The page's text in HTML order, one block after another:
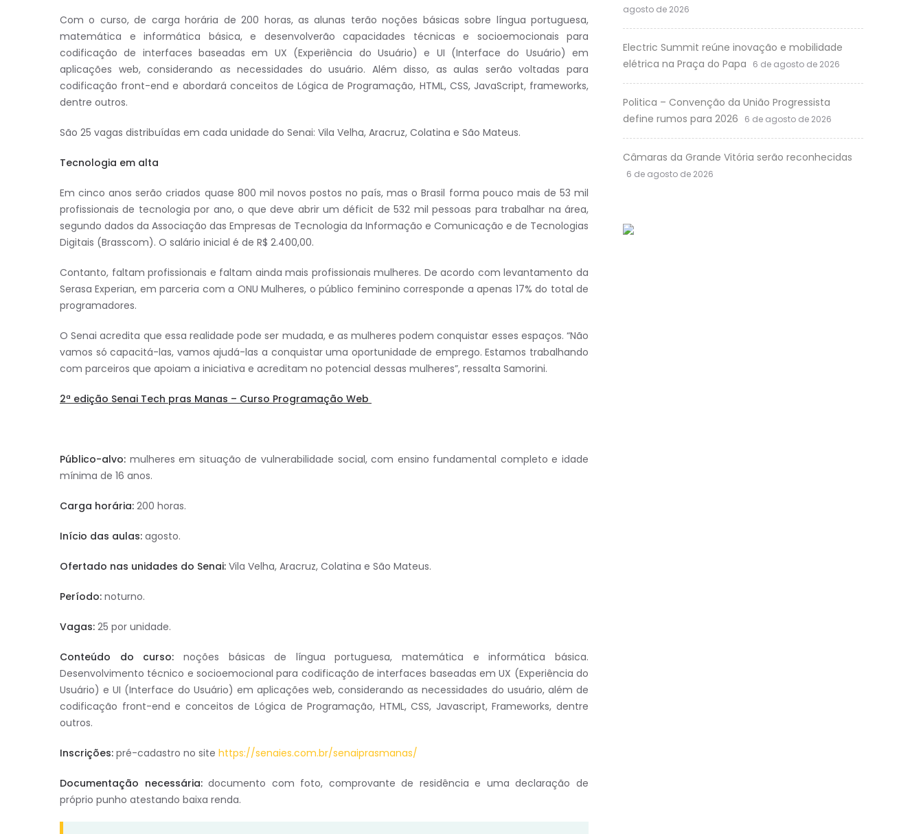
Com o curso, de carga horária de 200 horas, as alunas terão noções básicas sobre língua portuguesa,
matemática e informática básica, e desenvolverão capacidades técnicas e socioemocionais para
codificação de interfaces baseadas em UX (Experiência do Usuário) e UI (Interface do Usuário) em
aplicações web, considerando as necessidades do usuário. Além disso, as aulas serão voltadas para
codificação front-end e abordará conceitos de Lógica de Programação, HTML, CSS, JavaScript, frameworks,
dentre outros.
São 25 vagas distribuídas em cada unidade do Senai: Vila Velha, Aracruz, Colatina e São Mateus.
Tecnologia em alta
Em cinco anos serão criados quase 800 mil novos postos no país, mas o Brasil forma pouco mais de 53 mil
profissionais de tecnologia por ano, o que deve abrir um déficit de 532 mil pessoas para trabalhar na área,
segundo dados da Associação das Empresas de Tecnologia da Informação e Comunicação e de Tecnologias
Digitais (Brasscom). O salário inicial é de R$ 2.400,00.
Contanto, faltam profissionais e faltam ainda mais profissionais mulheres. De acordo com levantamento da
Serasa Experian, em parceria com a ONU Mulheres, o público feminino corresponde a apenas 17% do total de
programadores.
O Senai acredita que essa realidade pode ser mudada, e as mulheres podem conquistar esses espaços. “Não
vamos só capacitá-las, vamos ajudá-las a conquistar uma oportunidade de emprego. Estamos trabalhando
com parceiros que apoiam a iniciativa e acreditam no potencial dessas mulheres”, ressalta Samorini.
2ª edição Senai Tech pras Manas – Curso Programação Web
Público-alvo: mulheres em situação de vulnerabilidade social, com ensino fundamental completo e idade
mínima de 16 anos.
Carga horária: 200 horas.
Início das aulas: agosto.
Ofertado nas unidades do Senai: Vila Velha, Aracruz, Colatina e São Mateus.
Período: noturno.
Vagas: 25 por unidade.
Conteúdo do curso: noções básicas de língua portuguesa, matemática e informática básica.
Desenvolvimento técnico e socioemocional para codificação de interfaces baseadas em UX (Experiência do
Usuário) e UI (Interface do Usuário) em aplicações web, considerando as necessidades do usuário, além de
codificação front-end e conceitos de Lógica de Programação, HTML, CSS, Javascript, Frameworks, dentre
outros.
Inscrições: pré-cadastro no site https://senaies.com.br/senaiprasmanas/
Documentação necessária:documento com foto, comprovante de residência e uma declaração de
próprio punho atestando baixa renda.
agosto de 2026
Electric Summit reúne inovação e mobilidade
elétrica na Praça do Papa
6 de agosto de 2026
Politica – Convenção da União Progressista
define rumos para 2026
6 de agosto de 2026
Câmaras da Grande Vitória serão reconhecidas
6 de agosto de 2026